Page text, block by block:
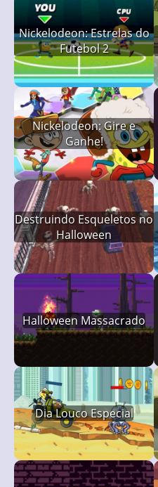
Nickelodeon: Estrelas do
Futebol 2
Nickelodeon: Gire e
Ganhe!
Destruindo Esqueletos no
Halloween
Halloween Massacrado
Dia Louco Especial